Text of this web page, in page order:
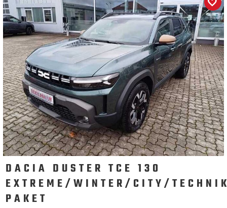
DACIA DUSTER TCE 130
EXTREME/WINTER/CITY/
PAKET